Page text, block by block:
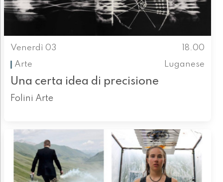
Venerdì 03
18.00
Arte
Luganese
Una certa idea di precisione
Folini Arte